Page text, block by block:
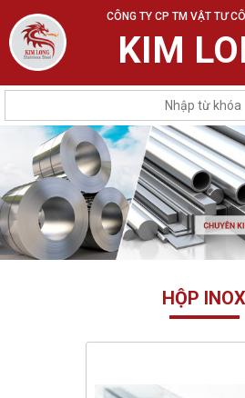
CÔNG TY CP TM VẬT TƯ
KIM
HỘP INOX